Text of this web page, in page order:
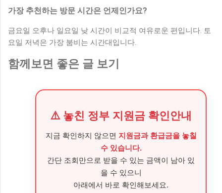
가장 추천하는 방문 시간은 언제인가요?
금요일 오후나 일요일 낮 시간이 비교적 여유로운 편입니다. 토
요일 저녁은 가장 붐비는 시간대입니다.
함께보면 좋은 글 보기
⚠️ 놓친 정부 지원금 확인안내
지금 확인하지 않으면 지원금과 환급금을 놓칠
수 있습니다.
간단 조회만으로 받을 수 있는 금액이 남아 있
을 수 있으니
아래에서 바로 확인해보세요.